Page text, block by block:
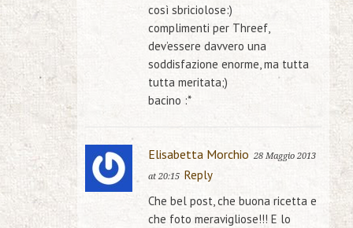
così sbriciolose:)
complimenti per Threef,
dev’essere davvero una
soddisfazione enorme, ma tutta
tutta meritata;)
bacino :*
Elisabetta Morchio 28 Maggio 2013
at 20:15 Reply
Che bel post, che buona ricetta e
che foto meravigliose!!! E lo